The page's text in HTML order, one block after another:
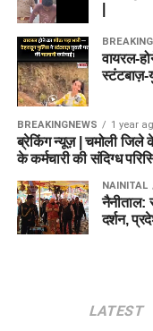
वायरल-
स्टंटबाज़-
BREAKINGNEWS 1 year
ब्रेकिंग न्यूज़ | चमोली जिले के
के कर्मचारी की संदिग्ध
NAINITAL
नैनीताल:
दर्शन,
LATEST